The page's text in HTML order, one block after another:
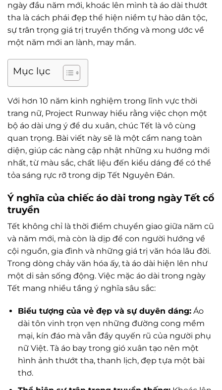
ngày đầu năm mới, khoác lên mình tà áo dài thướt
tha là cách phái đẹp thể hiện niềm tự hào dân tộc,
sự trân trọng giá trị truyền thống và mong ước về
một năm mới an lành, may mắn.
Mục lục
Với hơn 10 năm kinh nghiệm trong lĩnh vực thời
trang nữ, Project Runway hiểu rằng việc chọn một
bộ áo dài ưng ý để du xuân, chúc Tết là vô cùng
quan trọng. Bài viết này sẽ là một cẩm nang toàn
diện, giúp các nàng cập nhật những xu hướng mới
nhất, từ màu sắc, chất liệu đến kiểu dáng để có thể
tỏa sáng rực rỡ trong dịp Tết Nguyên Đán.
Ý nghĩa của chiếc áo dài trong ngày Tết cổ
truyền
Tết không chỉ là thời điểm chuyển giao giữa năm cũ
và năm mới, mà còn là dịp để con người hướng về
cội nguồn, gia đình và những giá trị văn hóa lâu đời.
Trong dòng chảy văn hóa ấy, tà áo dài hiện lên như
một di sản sống động. Việc mặc áo dài trong ngày
Tết mang nhiều tầng ý nghĩa sâu sắc:
Biểu tượng của vẻ đẹp và sự duyên dáng:Áo
dài tôn vinh trọn vẹn những đường cong mềm
mại, kín đáo mà vẫn đầy quyến rũ của người phụ
nữ Việt. Tà áo bay trong gió xuân tạo nên một
hình ảnh thướt tha, thanh lịch, đẹp tựa một bài
thơ.